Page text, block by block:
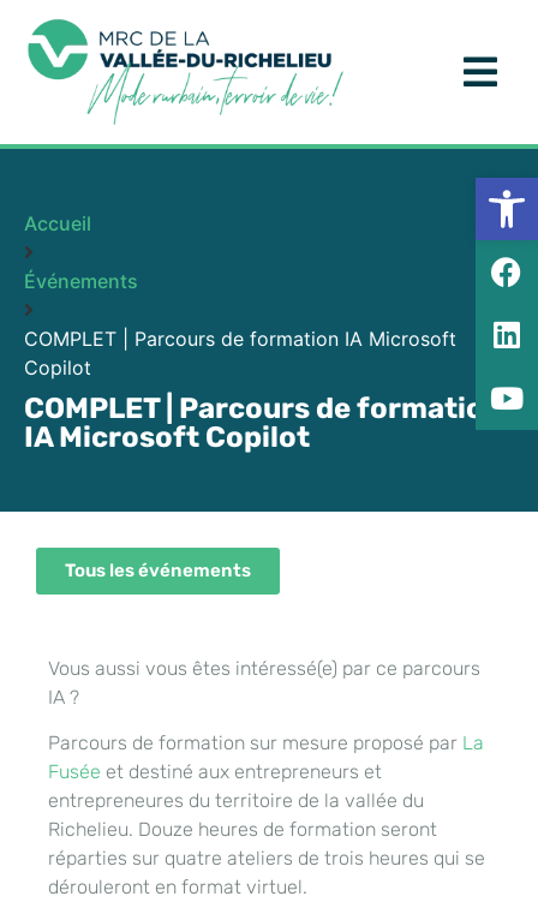
Accueil
Événements
COMPLET | Parcours de formation IA Microsoft
Copilot
COMPLET | Parcours de formation
IA Microsoft Copilot
Tous les événements
Vous aussi vous êtes intéressé(e) par ce parcours
IA ?
Parcours de formation sur mesure proposé par La
Fusée et destiné aux entrepreneurs et
entrepreneures du territoire de la vallée du
Richelieu. Douze heures de formation seront
réparties sur quatre ateliers de trois heures qui se
dérouleront en format virtuel.